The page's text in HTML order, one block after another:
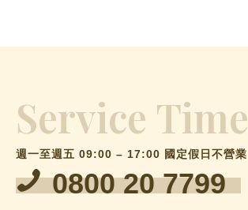
Service Time
週一至週五 09:00 – 17:00 國定假日不營業
0800 20 7799